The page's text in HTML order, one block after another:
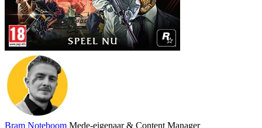
Bram Noteboom Mede-eigenaar & Content Manager